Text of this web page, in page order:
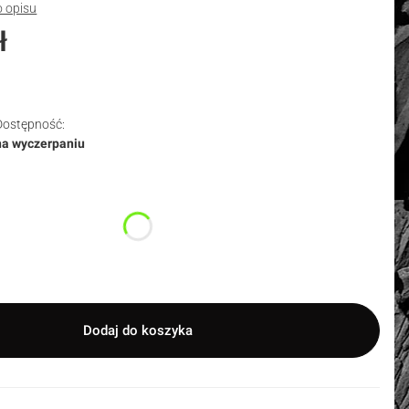
opisu
wyczerpaniu
Dodaj do koszyka